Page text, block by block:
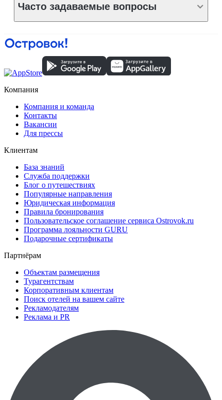
Часто задаваемые вопросы
Компания
Компания и команда
Контакты
Вакансии
Для прессы
Клиентам
База знаний
Служба поддержки
Блог о путешествиях
Популярные направления
Юридическая информация
Правила бронирования
Пользовательское соглашение сервиса Ostrovok.ru
Программа лояльности GURU
Подарочные сертификаты
Партнёрам
Объектам размещения
Турагентствам
Корпоративным клиентам
Поиск отелей на вашем сайте
Рекламодателям
Реклама и PR